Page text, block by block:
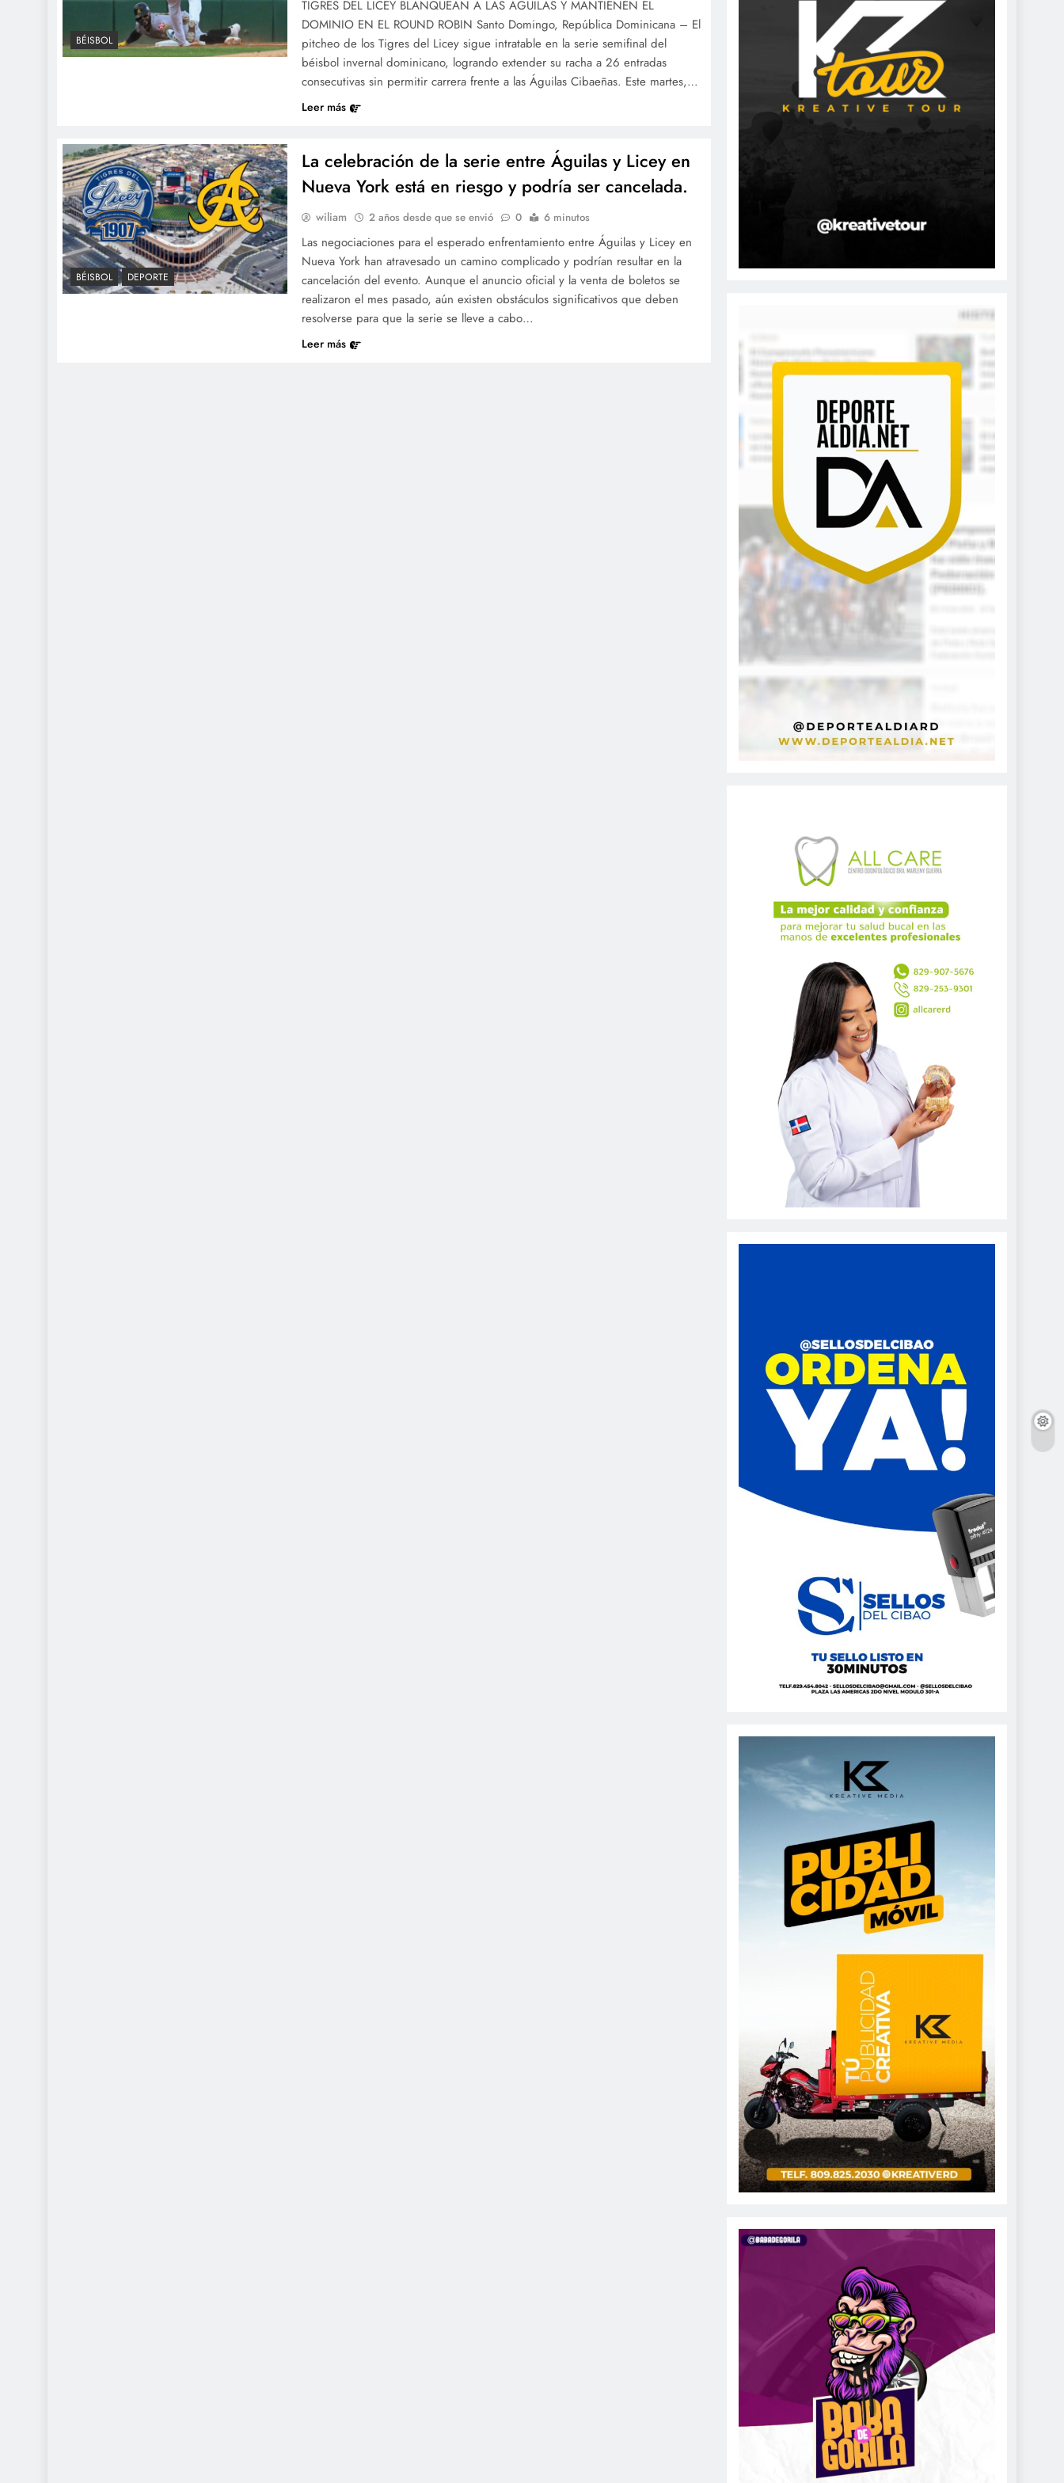
BÉISBOL
TIGRES DEL LICEY BLANQUEAN A LAS ÁGUILAS Y MANTIENEN EL
DOMINIO EN EL ROUND ROBIN Santo Domingo, República Dominicana – El
pitcheo de los Tigres del Licey sigue intratable en la serie semifinal del
béisbol invernal dominicano, logrando extender su racha a 26 entradas
consecutivas sin permitir carrera frente a las Águilas Cibaeñas. Este martes,…
Leer más
BÉISBOL DEPORTE
La celebración de la serie entre Águilas y Licey en
Nueva York está en riesgo y podría ser cancelada.
wiliam 2 años desde que se envió 0 6 minutos
Las negociaciones para el esperado enfrentamiento entre Águilas y Licey en
Nueva York han atravesado un camino complicado y podrían resultar en la
cancelación del evento. Aunque el anuncio oficial y la venta de boletos se
realizaron el mes pasado, aún existen obstáculos significativos que deben
resolverse para que la serie se lleve a cabo…
Leer más